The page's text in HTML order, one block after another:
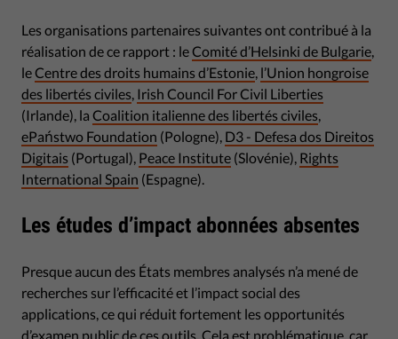
Les organisations partenaires suivantes ont contribué à la
réalisation de ce rapport : leComité d’Helsinki de Bulgarie
leCentre des droits humains d’Estonie l’Union hongroise
des libertés civiles Irish Council For Civil Liberties
(Irlande), la Coalition italienne des libertés civiles
ePaństwo Foundation (Pologne), D3 - Defesa dos Direitos
Digitais (Portugal), Peace Institute (Slovénie), Rights
International Spain (Espagne).
Les études d’impact abonnées absentes
Presque aucun des États membres analysés n’a mené de
recherches sur l’efficacité et l’impact social des
applications, ce qui réduit fortement les opportunités
d’examen public de ces outils. Cela est problématique, car